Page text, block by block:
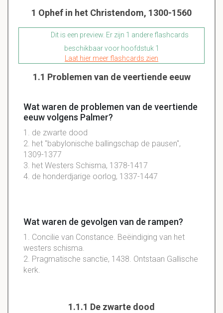
1 Ophef in het Christendom, 1300-1560
Dit is een preview. Er zijn 1 andere flashcards
beschikbaar voor hoofdstuk 1
Laat hier meer flashcards zien
1.1 Problemen van de veertiende eeuw
Wat waren de problemen van de veertiende
eeuw volgens Palmer?
1. de zwarte dood
2. het "babylonische ballingschap de pausen",
1309-1377
3. het Westers Schisma, 1378-1417
4. de honderdjarige oorlog, 1337-1447
Wat waren de gevolgen van de rampen?
1. Concilie van Constance. Beëindiging van het
westers schisma.
2. Pragmatische sanctie, 1438. Ontstaan Gallische
kerk.
1.1.1 De zwarte dood